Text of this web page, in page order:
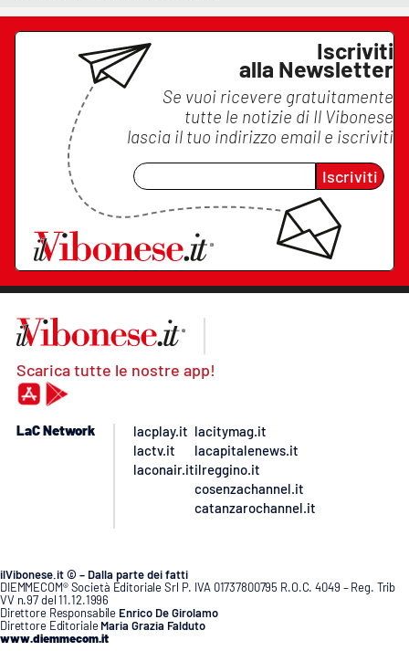
Iscriviti
alla Newsletter
Se vuoi ricevere gratuitamente
tutte le notizie di Il Vibonese
lascia il tuo indirizzo email e iscriviti
Iscriviti
Scarica tutte le nostre app!
LaC Network
lacplay.it
lactv.it
laconair.it
lacitymag.it
lacapitalenews.it
ilreggino.it
cosenzachannel.it
catanzarochannel.it
ilVibonese.it © – Dalla parte dei fatti
DIEMMECOM® Società Editoriale Srl P. IVA 01737800795 R.O.C. 4049 – Reg. Trib
VV n.97 del 11.12.1996
Direttore Responsabile Enrico De Girolamo
Direttore Editoriale Maria Grazia Falduto
www.diemmecom.it